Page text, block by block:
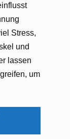
Stress,
und
lassen
um